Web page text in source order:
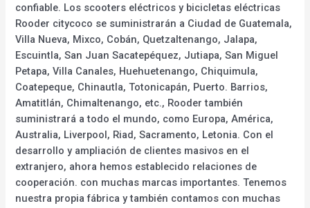
confiable. Los scooters eléctricos y bicicletas eléctricas
Rooder citycoco se suministrarán a Ciudad de Guatemala,
Villa Nueva, Mixco, Cobán, Quetzaltenango, Jalapa,
Escuintla, San Juan Sacatepéquez, Jutiapa, San Miguel
Petapa, Villa Canales, Huehuetenango, Chiquimula,
Coatepeque, Chinautla, Totonicapán, Puerto. Barrios,
Amatitlán, Chimaltenango, etc., Rooder también
suministrará a todo el mundo, como Europa, América,
Australia, Liverpool, Riad, Sacramento, Letonia. Con el
desarrollo y ampliación de clientes masivos en el
extranjero, ahora hemos establecido relaciones de
cooperación. con muchas marcas importantes. Tenemos
nuestra propia fábrica y también contamos con muchas